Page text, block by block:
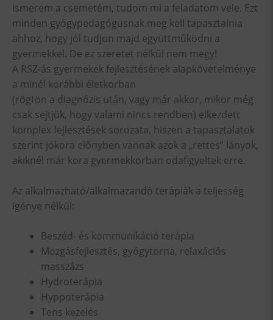
ismerem a csemetém, tudom mi a feladatom vele. Ezt
minden gyógypedagógusnak meg kell tapasztalnia
ahhoz, hogy jól tudjon majd együttműködni a
gyermekkel. De ez szeretet nélkül nem megy!
A RSZ-ás gyermekek fejlesztésének alapkövetelménye
a minél korábbi életkorban
(rögtön a diagnózis után, vagy már akkor, mikor még
csak sejtjük, hogy valami nincs rendben) elkezdett
komplex fejlesztések sorozata, hiszen a tapasztalatok
szerint jókora előnyben vannak azok a „rettes” lányok,
akiknél már kora gyermekkorban odafigyeltek erre.
Az alkalmazható/alkalmazandó terápiák a teljesség
igénye nélkül:
Beszéd- és kommunikáció terápia
Mozgásfejlesztés, gyógytorna, relaxációs
masszázs
Hydroterápia
Hyppoterápia
Tens kezelés